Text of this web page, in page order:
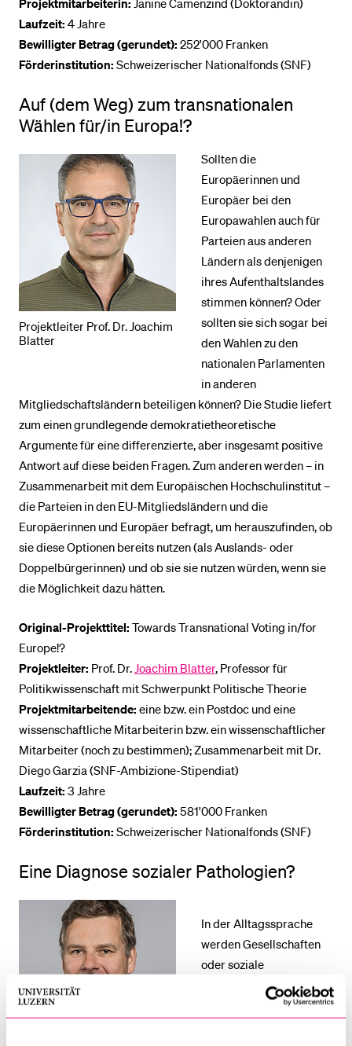
Projektmitarbeiterin: Janine Camenzind (Doktorandin)
Laufzeit: 4 Jahre
Bewilligter Betrag (gerundet): 252'000 Franken
Förderinstitution: Schweizerischer Nationalfonds (SNF)
Auf (dem Weg) zum transnationalen
Wählen für/in Europa!?
Projektleiter Prof. Dr. Joachim
Blatter
Sollten die
Europäerinnen und
Europäer bei den
Europawahlen auch für
Parteien aus anderen
Ländern als denjenigen
ihres Aufenthaltslandes
stimmen können? Oder
sollten sie sich sogar bei
den Wahlen zu den
nationalen Parlamenten
in anderen
Mitgliedschaftsländern beteiligen können? Die Studie liefert
zum einen grundlegende demokratietheoretische
Argumente für eine differenzierte, aber insgesamt positive
Antwort auf diese beiden Fragen. Zum anderen werden – in
Zusammenarbeit mit dem Europäischen Hochschulinstitut –
die Parteien in den EU-Mitgliedsländern und die
Europäerinnen und Europäer befragt, um herauszufinden, ob
sie diese Optionen bereits nutzen (als Auslands- oder
Doppelbürgerinnen) und ob sie sie nutzen würden, wenn sie
die Möglichkeit dazu hätten.
Original-Projekttitel: Towards Transnational Voting in/for
Europe!?
Projektleiter: Prof. Dr.Joachim Blatter, Professor für
Politikwissenschaft mit Schwerpunkt Politische Theorie
Projektmitarbeitende: eine bzw. ein Postdoc und eine
wissenschaftliche Mitarbeiterin bzw. ein wissenschaftlicher
Mitarbeiter (noch zu bestimmen); Zusammenarbeit mit Dr.
Diego Garzia (SNF-Ambizione-Stipendiat)
Laufzeit: 3 Jahre
Bewilligter Betrag (gerundet): 581'000 Franken
Förderinstitution: Schweizerischer Nationalfonds (SNF)
Eine Diagnose sozialer Pathologien?
In der Alltagssprache
werden Gesellschaften
oder soziale
Entwicklungen als
"krank" oder "ungesund"